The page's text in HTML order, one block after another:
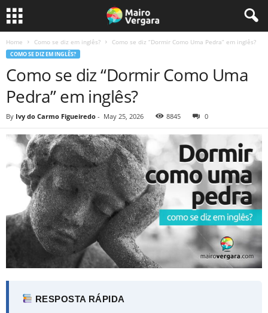
Home Como se diz em inglês? Como se diz “Dormir Como Uma Pedra” em inglês?
COMO SE DIZ EM INGLÊS?
Como se diz “Dormir Como Uma
Pedra” em inglês?
By Ivy do Carmo Figueiredo - May 25, 2026 8845 0
RESPOSTA RÁPIDA